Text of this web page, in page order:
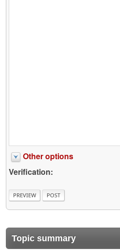
Other options
Verification:
Topic summary